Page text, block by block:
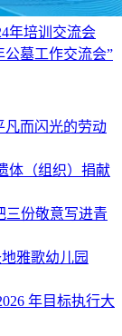
年培训交流会
公墓工作交流会”
凡而闪光的劳动
体（组织）捐献
三份敬意写进青
雅歌幼儿园
年目标执行大